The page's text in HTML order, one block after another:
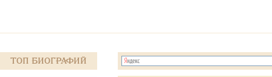
Топ Биографий